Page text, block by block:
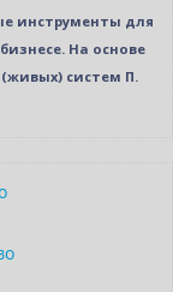
инструменты для
На основе
систем П.